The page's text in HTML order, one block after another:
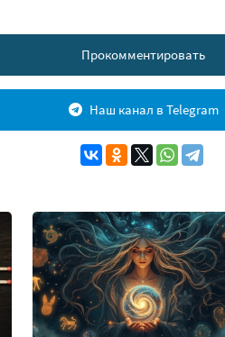
Прокомментировать
Наш канал в Telegram